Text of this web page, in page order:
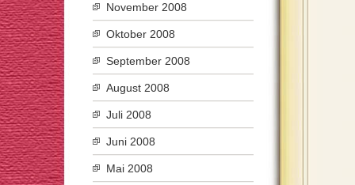
November 2008
Oktober 2008
September 2008
August 2008
Juli 2008
Juni 2008
Mai 2008